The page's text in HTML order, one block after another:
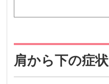
肩から下の症状